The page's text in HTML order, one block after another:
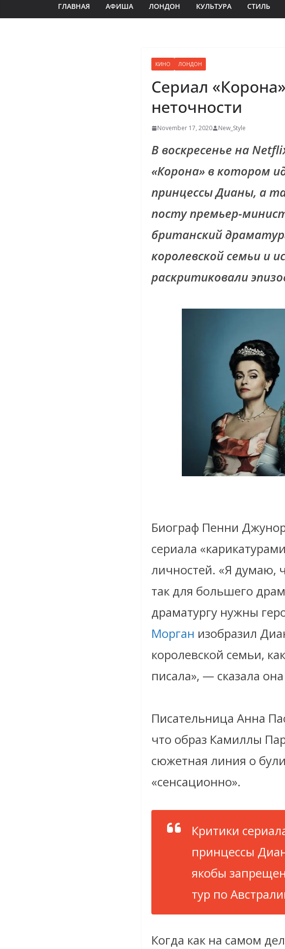
ГЛАВНАЯ АФИША ЛОНДОН КУЛЬТУРА СТИЛЬ
КИНО ЛОНДОН
Сериал
неточности
November 17, 2020 New_Style
В воскресенье на
«Корона» в котором
принцессы Дианы, а
посту премьер-
британский
королевской семьи и
раскритиковали
Биограф Пенни
сериала
личностей. «Я думаю,
так для большего
драматургу нужны
Морган изобразил
королевской семьи,
писала», — сказала
Писательница Анна
что образ Камиллы
сюжетная линия о
«сенсационно».
Критики
принцессы
якобы
тур по
Когда как на самом